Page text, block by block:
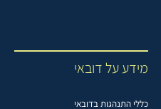
מידע על דובאי
כללי התנהגות בדובאי